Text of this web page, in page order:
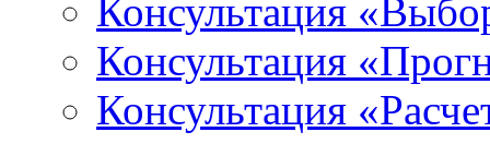
Консультация
Консультация
Консультация